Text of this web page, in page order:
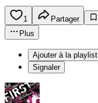
1 Partager
Plus
Ajouter à la playlist
Signaler